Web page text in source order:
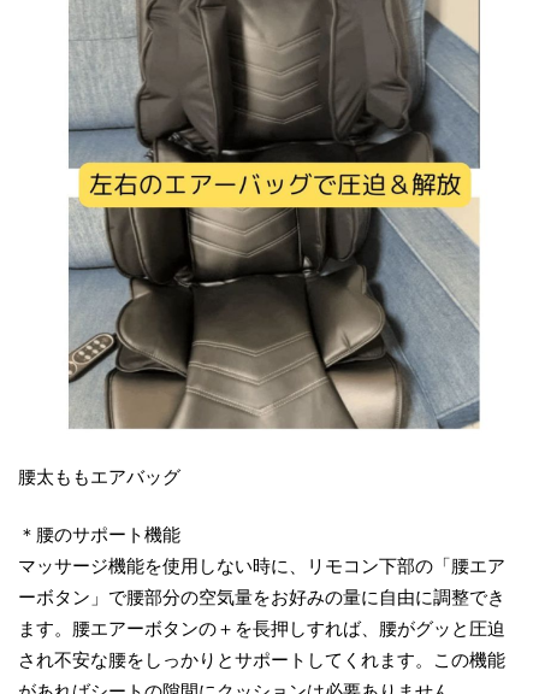
腰太ももエアバッグ
＊腰のサポート機能
マッサージ機能を使用しない時に、リモコン下部の「腰エア
ーボタン」で腰部分の空気量をお好みの量に自由に調整でき
ます。腰エアーボタンの＋を長押しすれば、腰がグッと圧迫
され不安な腰をしっかりとサポートしてくれます。この機能